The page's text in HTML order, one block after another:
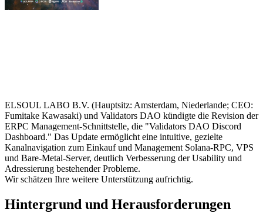
ELSOUL LABO B.V. (Hauptsitz: Amsterdam, Niederlande; CEO:
Fumitake Kawasaki) und Validators DAO kündigte die Revision der
ERPC Management-Schnittstelle, die "Validators DAO Discord
Dashboard." Das Update ermöglicht eine intuitive, gezielte
Kanalnavigation zum Einkauf und Management Solana-RPC, VPS
und Bare-Metal-Server, deutlich Verbesserung der Usability und
Adressierung bestehender Probleme.
Wir schätzen Ihre weitere Unterstützung aufrichtig.
Hintergrund und Herausforderungen